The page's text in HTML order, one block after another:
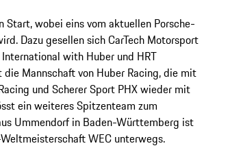
wobei eins vom aktuellen Porsche-
Dazu gesellen sich CarTech Motorsport
International with Huber und HRT
Mannschaft von Huber Racing, die mit
und Scherer Sport PHX wieder mit
ein weiteres Spitzenteam zum
Ummendorf in Baden-Württemberg ist
WEC unterwegs.